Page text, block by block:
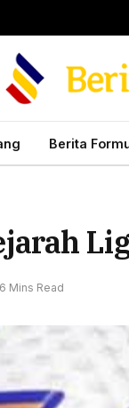
Berita
6 Mins Read